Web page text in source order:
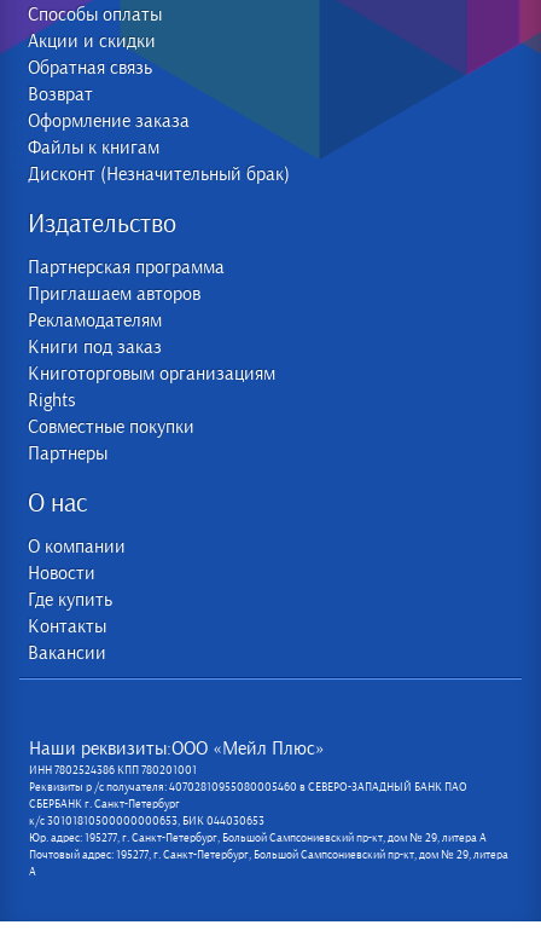
Способы оплаты
Акции и скидки
Обратная связь
Возврат
Оформление заказа
Файлы к книгам
Дисконт (Незначительный брак)
Издательство
Партнерская программа
Приглашаем авторов
Рекламодателям
Книги под заказ
Книготорговым организациям
Rights
Совместные покупки
Партнеры
О нас
О компании
Новости
Где купить
Контакты
Вакансии
Наши реквизиты:ООО «Мейл Плюс»
ИНН 7802524386 КПП 780201001
Реквизиты р /с получателя: 40702810955080005460 в СЕВЕРО-ЗАПАДНЫЙ БАНК ПАО
СБЕРБАНК г. Санкт-Петербург
к/с 30101810500000000653, БИК 044030653
Юр. адрес: 195277, г. Санкт-Петербург, Большой Сампсониевский пр-кт, дом № 29, литера А
Почтовый адрес: 195277, г. Санкт-Петербург, Большой Сампсониевский пр-кт, дом № 29, литера
А